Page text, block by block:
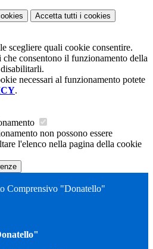
Accetta tutti i cookies
scegliere quali cookie consentire.
consentono il funzionamento della
necessari al funzionamento potete
.
non possono essere
l'elenco nella pagina della cookie
Comprensivo "Donatello"